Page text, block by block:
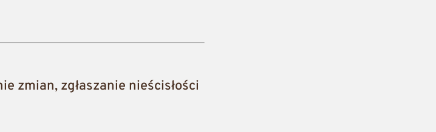
zmian, zgłaszanie nieścisłości